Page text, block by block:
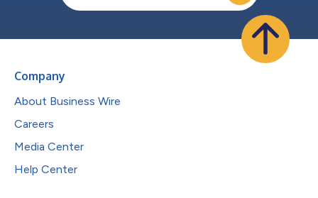
Company
About Business Wire
Careers
Media Center
Help Center